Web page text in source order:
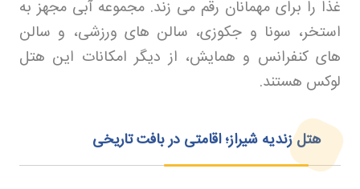
غذا را برای مهمانان رقم می زند. مجموعه آبی مجهز به
استخر، سونا و جکوزی، سالن های ورزشی، و سالن
های کنفرانس و همایش، از دیگر امکانات این هتل
لوکس هستند.
هتل زندیه شیراز؛ اقامتی در بافت تاریخی